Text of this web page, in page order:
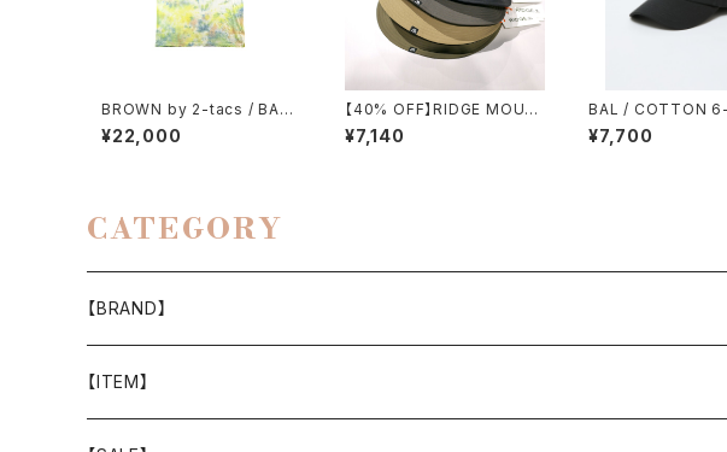
BROWN by 2-tacs / BAA
WIDE（TIE DYE）
¥22,000
【40% OFF】RIDGE MOUN
TAIN GEAR / FIELD HAT
¥7,140
BAL / COTTON
HAT
¥7,700
CATEGORY
【BRAND】
山と道
【ITEM】